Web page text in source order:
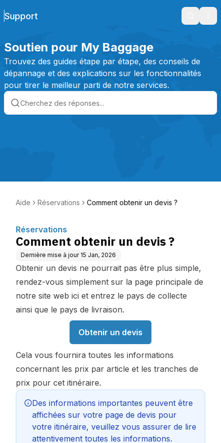
Support Search
Soutien pour My Baggage
Trouvez des guides étape par étape, des conseils de
dépannage et des explications sur les fonctionnalités
pour tirer le meilleur parti de notre services.
Aide Réservations Comment obtenir un devis ?
Réservations
Comment obtenir un devis ?
Dernière mise à jour 15 Jan, 2026
Obtenir un devis ne pourrait pas être plus simple,
rendez-vous simplement sur la page principale de
notre site web ici et entrez le pays de collecte
ainsi que le pays de livraison.
Obtenir un devis
Cela vous fournira toutes les informations
concernant les prix par article et les tranches de
prix pour cet itinéraire.
Des informations importantes peuvent être
affichées sur votre page de devis pour
votre itinéraire, veuillez vous assurer de lire
attentivement toutes les informations.